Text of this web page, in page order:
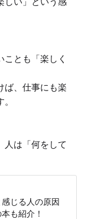
とも「楽しく
ば、仕事にも楽
人は「何をして
感じる人の原因
も紹介！